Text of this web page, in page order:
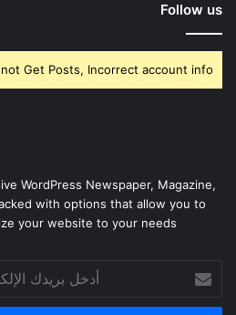
Follow us
Get Posts, Incorrect account info.
WordPress Newspaper, Magazine,
with options that allow you to
your website to your needs.
بريدك
الإلكتروني